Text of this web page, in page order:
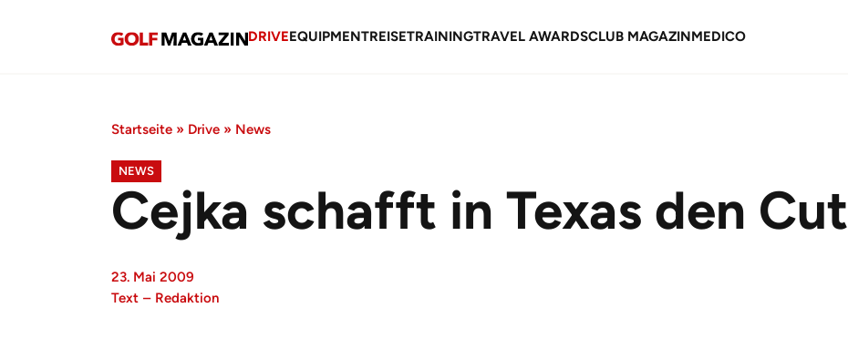
DRIVEEQUIPMENTREISETRAININGTRAVEL AWARDSCLUB MAGAZINMEDICO
Startseite » Drive » News
NEWS
Cejka schafft in Texas den Cut
23. Mai 2009
Text – Redaktion